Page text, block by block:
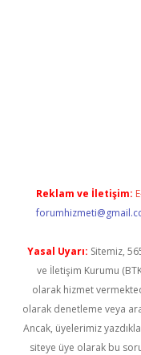
Reklam ve İletişim:
Yasal Uyarı: Sitemiz,
ve İletişim Kurumu
olarak hizmet
olarak denetleme veya
Ancak, üyelerimiz
siteye üye olarak bu